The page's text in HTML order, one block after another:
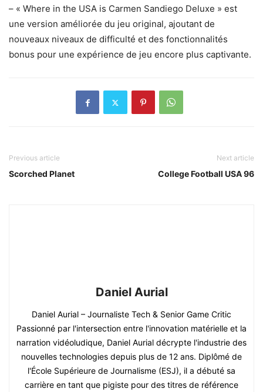
– « Where in the USA is Carmen Sandiego Deluxe » est
une version améliorée du jeu original, ajoutant de
nouveaux niveaux de difficulté et des fonctionnalités
bonus pour une expérience de jeu encore plus captivante.
Previous article
Scorched Planet
Next article
College Football USA 96
Daniel Aurial
Daniel Aurial – Journaliste Tech & Senior Game Critic
Passionné par l'intersection entre l'innovation matérielle et la
narration vidéoludique, Daniel Aurial décrypte l'industrie des
nouvelles technologies depuis plus de 12 ans. Diplômé de
l'École Supérieure de Journalisme (ESJ), il a débuté sa
carrière en tant que pigiste pour des titres de référence